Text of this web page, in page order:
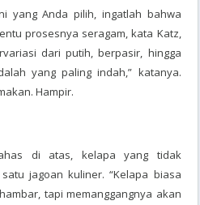
yang Anda pilih, ingatlah bahwa
prosesnya seragam, kata Katz,
dari putih, berpasir, hingga
yang paling indah,” katanya.
Hampir.
di atas, kelapa yang tidak
jagoan kuliner. “Kelapa biasa
tapi memanggangnya akan